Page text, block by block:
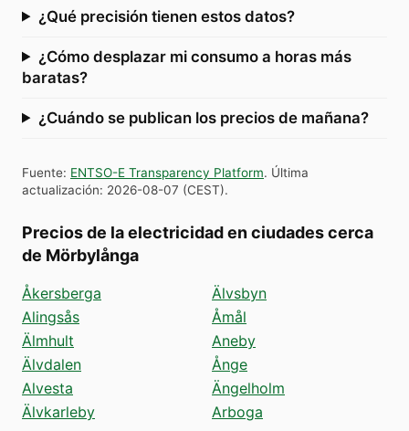
¿Qué precisión tienen estos datos?
¿Cómo desplazar mi consumo a horas más
baratas?
¿Cuándo se publican los precios de mañana?
Fuente: ENTSO-E Transparency Platform. Última
actualización: 2026-08-07 (CEST).
Precios de la electricidad en ciudades cerca
de Mörbylånga
Åkersberga
Alingsås
Älmhult
Älvdalen
Alvesta
Älvkarleby
Älvsbyn
Åmål
Aneby
Ånge
Ängelholm
Arboga